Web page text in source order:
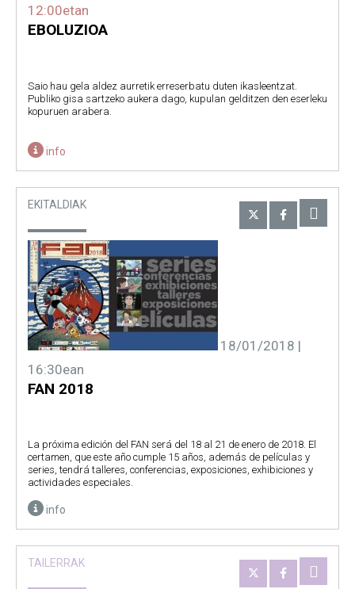
12:00etan
EBOLUZIOA
Saio hau gela aldez aurretik erreserbatu duten ikasleentzat.
Publiko gisa sartzeko aukera dago, kupulan gelditzen den eserleku
kopuruen arabera.
info
EKITALDIAK
18/01/2018 |
16:30ean
FAN 2018
La próxima edición del FAN será del 18 al 21 de enero de 2018. El
certamen, que este año cumple 15 años, además de películas y
series, tendrá talleres, conferencias, exposiciones, exhibiciones y
actividades especiales.
info
TAILERRAK